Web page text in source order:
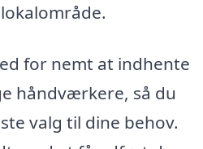
for nemt at indhente
håndværkere, så du
valg til dine behov.